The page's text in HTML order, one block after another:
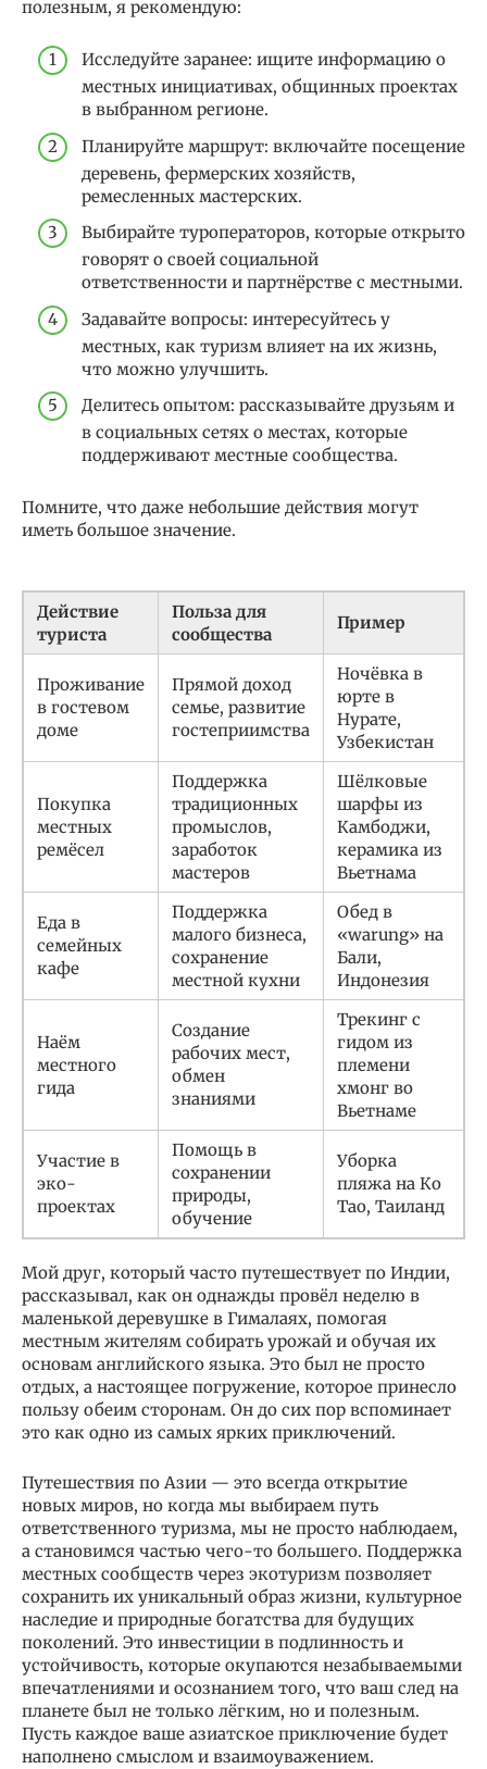
полезным, я рекомендую:
Исследуйте заранее: ищите информацию о
местных инициативах, общинных проектах
в выбранном регионе.
Планируйте маршрут: включайте посещение
деревень, фермерских хозяйств,
ремесленных мастерских.
Выбирайте туроператоров, которые открыто
говорят о своей социальной
ответственности и партнёрстве с местными.
Задавайте вопросы: интересуйтесь у
местных, как туризм влияет на их жизнь,
что можно улучшить.
Делитесь опытом: рассказывайте друзьям и
в социальных сетях о местах, которые
поддерживают местные сообщества.
Помните, что даже небольшие действия могут
иметь большое значение.
Действие
туриста
Польза для
сообщества
Пример
Проживание
в гостевом
доме
Прямой доход
семье, развитие
гостеприимства
Ночёвка в
юрте в
Нурате,
Узбекистан
Покупка
местных
ремёсел
Поддержка
традиционных
промыслов,
заработок
мастеров
Шёлковые
шарфы из
Камбоджи,
керамика из
Вьетнама
Еда в
семейных
кафе
Поддержка
малого бизнеса,
сохранение
местной кухни
Обед в
«warung» на
Бали,
Индонезия
Наём
местного
гида
Создание
рабочих мест,
обмен
знаниями
Трекинг с
гидом из
племени
хмонг во
Вьетнаме
Участие в
эко-
проектах
Помощь в
сохранении
природы,
обучение
Уборка
пляжа на Ко
Тао, Таиланд
Мой друг, который часто путешествует по Индии,
рассказывал, как он однажды провёл неделю в
маленькой деревушке в Гималаях, помогая
местным жителям собирать урожай и обучая их
основам английского языка. Это был не просто
отдых, а настоящее погружение, которое принесло
пользу обеим сторонам. Он до сих пор вспоминает
это как одно из самых ярких приключений.
Путешествия по Азии — это всегда открытие
новых миров, но когда мы выбираем путь
ответственного туризма, мы не просто наблюдаем,
а становимся частью чего-то большего. Поддержка
местных сообществ через экотуризм позволяет
сохранить их уникальный образ жизни, культурное
наследие и природные богатства для будущих
поколений. Это инвестиции в подлинность и
устойчивость, которые окупаются незабываемыми
впечатлениями и осознанием того, что ваш след на
планете был не только лёгким, но и полезным.
Пусть каждое ваше азиатское приключение будет
наполнено смыслом и взаимоуважением.